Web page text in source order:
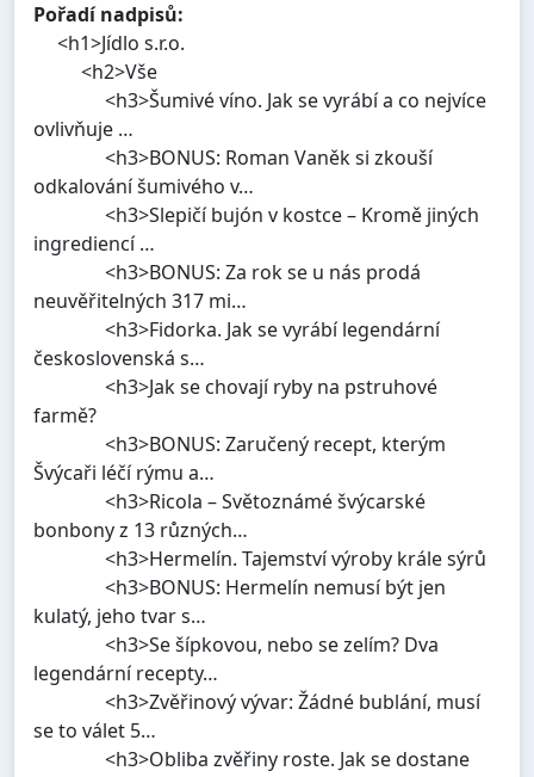
Pořadí nadpisů:
<h1>Jídlo s.r.o.
<h2>Vše
<h3>Šumivé víno. Jak se vyrábí a co nejvíce
ovlivňuje …
<h3>BONUS: Roman Vaněk si zkouší
odkalování šumivého v…
<h3>Slepičí bujón v kostce – Kromě jiných
ingrediencí …
<h3>BONUS: Za rok se u nás prodá
neuvěřitelných 317 mi…
<h3>Fidorka. Jak se vyrábí legendární
československá s…
<h3>Jak se chovají ryby na pstruhové
farmě?
<h3>BONUS: Zaručený recept, kterým
Švýcaři léčí rýmu a…
<h3>Ricola – Světoznámé švýcarské
bonbony z 13 různých…
<h3>Hermelín. Tajemství výroby krále sýrů
<h3>BONUS: Hermelín nemusí být jen
kulatý, jeho tvar s…
<h3>Se šípkovou, nebo se zelím? Dva
legendární recepty…
<h3>Zvěřinový vývar: Žádné bublání, musí
se to válet 5…
<h3>Obliba zvěřiny roste. Jak se dostane